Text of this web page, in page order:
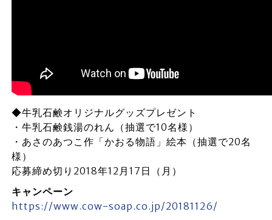
◆牛乳石鹸オリジナルグッズプレゼント
・牛乳石鹸銭湯のれん（抽選で10名様）
・あさのあつこ作「かおる物語」絵本（抽選で20名
様）
応募締め切り2018年12月17日（月）
キャンペーン
https://www.cow-soap.co.jp/20181126/